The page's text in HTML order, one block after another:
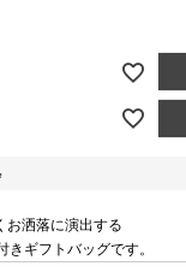
お洒落に演出する
ギフトバッグです。